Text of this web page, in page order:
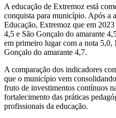
A educação de Extremoz está
conquista para município. Após a
Educação, Extremoz que em
4,5 e São Gonçalo do amarante
em primeiro lugar com a nota 5,0,
Gonçalo do amarante 4,7.
A comparação dos indicadores
que o município vem
fruto de investimentos contínuos
fortalecimento das práticas
profissionais da educação.